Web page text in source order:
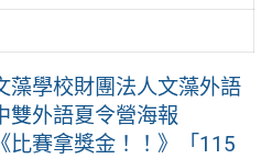
藻學校財團法人文藻外語
雙外語夏令營海報
《比賽拿獎金！！》「115